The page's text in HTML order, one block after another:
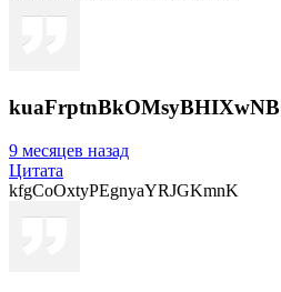
kuaFrptnBkOMsyBHIXwNB
9 месяцев назад
Цитата
kfgCoOxtyPEgnyaYRJGKmnK